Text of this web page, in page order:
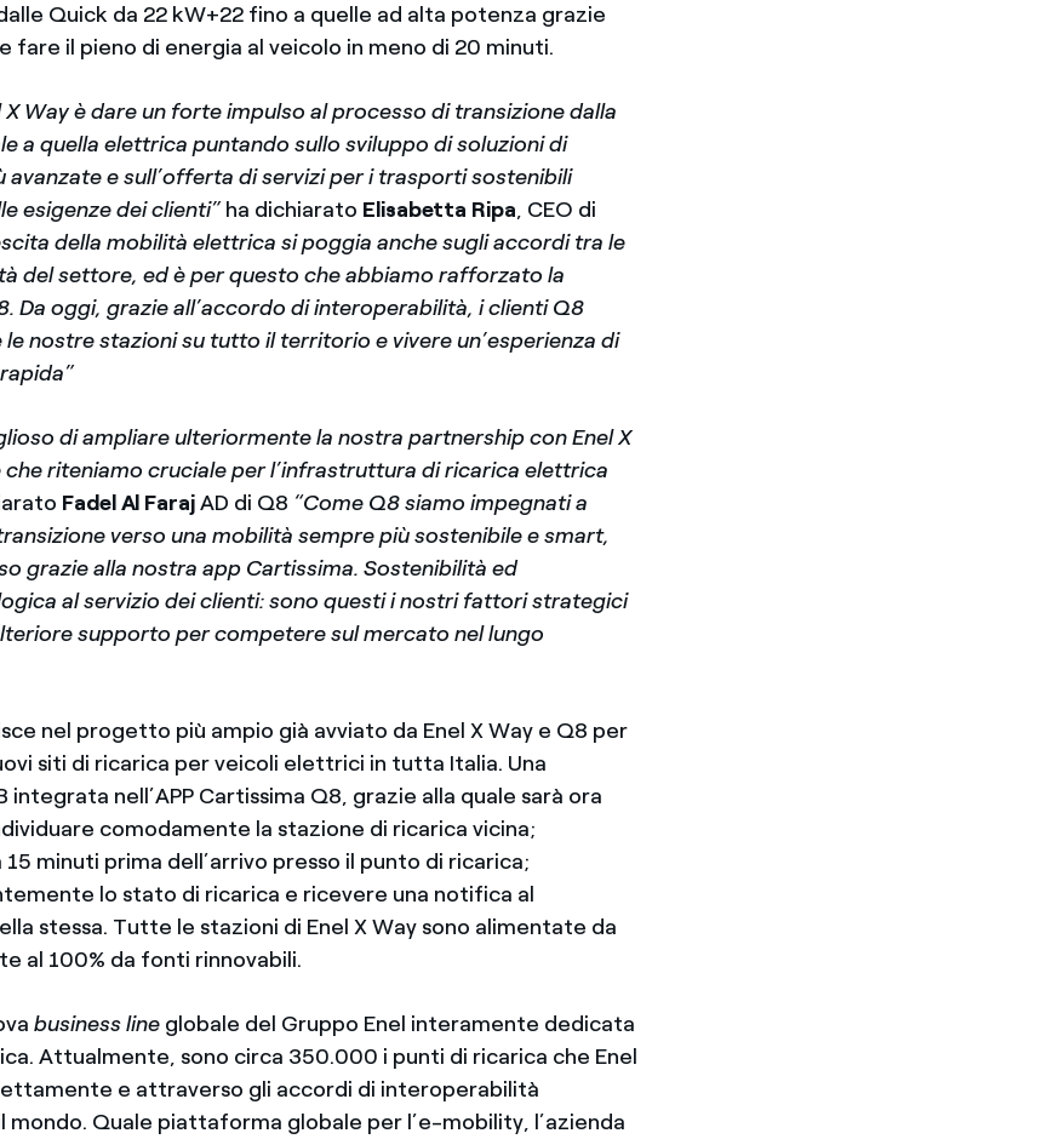
Quick da 22 kW+22 fino a quelle ad alta potenza grazie
fare il pieno di energia al veicolo in meno di 20 minuti.
X Way è dare un forte impulso al processo di transizione dalla
a quella elettrica puntando sullo sviluppo di soluzioni di
avanzate e sull’offerta di servizi per i trasporti sostenibili
esigenze dei clienti”ha dichiarato Elisabetta Ripa, CEO di
della mobilità elettrica si poggia anche sugli accordi tra le
del settore, ed è per questo che abbiamo rafforzato la
Da oggi, grazie all’accordo di interoperabilità, i clienti Q8
nostre stazioni su tutto il territorio e vivere un’esperienza di
di ampliare ulteriormente la nostra partnership con Enel X
riteniamo cruciale per l’infrastruttura di ricarica elettrica
Fadel Al FarajAD di Q8 “Come Q8 siamo impegnati a
verso una mobilità sempre più sostenibile e smart,
grazie alla nostra app Cartissima. Sostenibilità ed
al servizio dei clienti: sono questi i nostri fattori strategici
supporto per competere sul mercato nel lungo
nel progetto più ampio già avviato da Enel X Way e Q8 per
siti di ricarica per veicoli elettrici in tutta Italia. Una
integrata nell’APP Cartissima Q8, grazie alla quale sarà ora
comodamente la stazione di ricarica vicina;
minuti prima dell’arrivo presso il punto di ricarica;
lo stato di ricarica e ricevere una notifica al
stessa. Tutte le stazioni di Enel X Way sono alimentate da
al 100% da fonti rinnovabili.
business line globale del Gruppo Enel interamente dedicata
Attualmente, sono circa 350.000 i punti di ricarica che Enel
e attraverso gli accordi di interoperabilità
Quale piattaforma globale per l’e-mobility, l’azienda